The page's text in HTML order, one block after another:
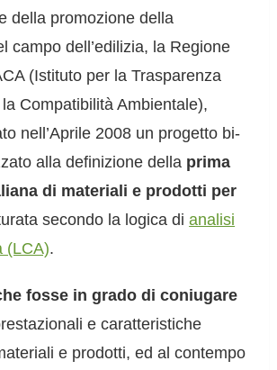
della promozione della
campo dell’edilizia, la Regione
(Istituto per la Trasparenza
Compatibilità Ambientale),
nell’Aprile 2008 un progetto bi-
alla definizione della prima
di materiali e prodotti per
secondo la logica dianalisi
(LCA).
fosse in grado di coniugare
e caratteristiche
e prodotti, ed al contempo